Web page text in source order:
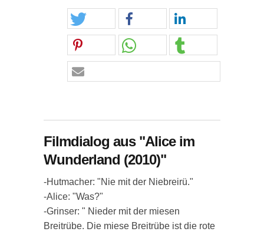
Filmdialog aus "Alice im
Wunderland (2010)"
-Hutmacher: "Nie mit der Niebreirü."
-Alice: "Was?"
-Grinser: " Nieder mit der miesen
Breitrübe. Die miese Breitrübe ist die rote